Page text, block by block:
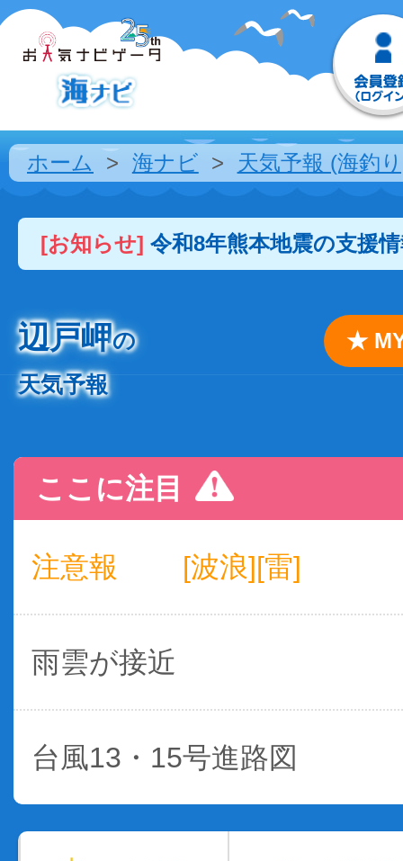
ホーム 海ナビ 天気予報 (海釣
[お知らせ] 令和8年熊本地震の支援
辺戸岬の
天気予報
★
ここに注目
注意報 [波浪][雷]
雨雲が接近
台風13・15号進路図